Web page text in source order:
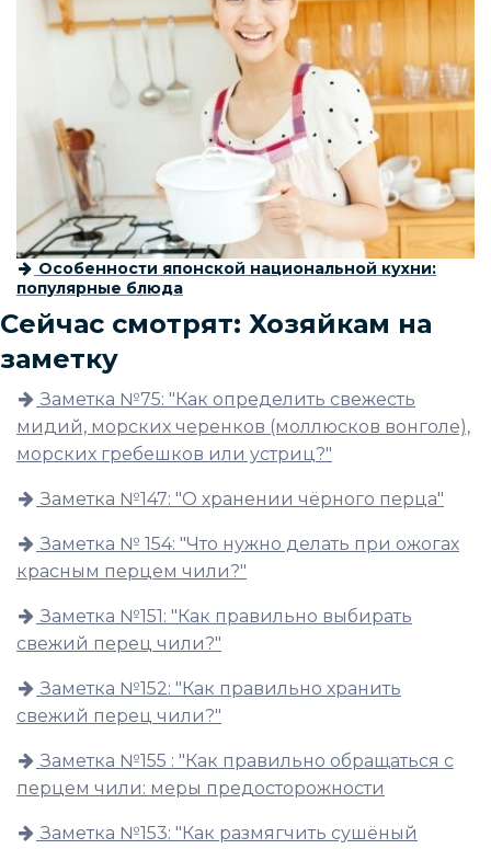
Особенности японской национальной кухни:
популярные блюда
Сейчас смотрят: Хозяйкам на
заметку
Заметка №75: "Как определить свежесть
мидий, морских черенков (моллюсков вонголе),
морских гребешков или устриц?"
Заметка №147: "О хранении чёрного перца"
Заметка № 154: "Что нужно делать при ожогах
красным перцем чили?"
Заметка №151: "Как правильно выбирать
свежий перец чили?"
Заметка №152: "Как правильно хранить
свежий перец чили?"
Заметка №155 : "Как правильно обращаться с
перцем чили: меры предосторожности
Заметка №153: "Как размягчить сушёный